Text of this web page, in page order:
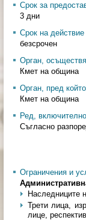
Срок за
3 дни
Срок на
безсрочен
Орган,
Кмет на община
Орган, пред
Кмет на община
Ред,
Съгласно
Ограничения и
Наследниците
Трети лица,
лице,